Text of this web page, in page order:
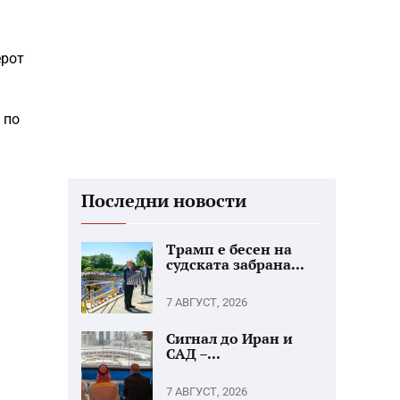
по
Последни новости
Трамп е бесен на
судската забрана...
7 АВГУСТ, 2026
Сигнал до Иран и
САД –...
7 АВГУСТ, 2026